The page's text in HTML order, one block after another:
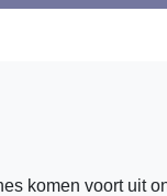
komen voort uit